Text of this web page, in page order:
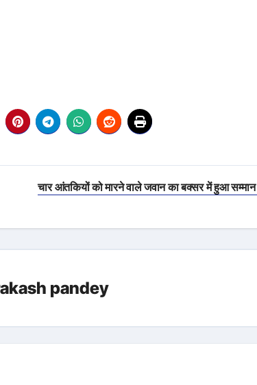
चार आंतकियों को मारने वाले जवान का बक्सर में हुआ सम्मान
pandey